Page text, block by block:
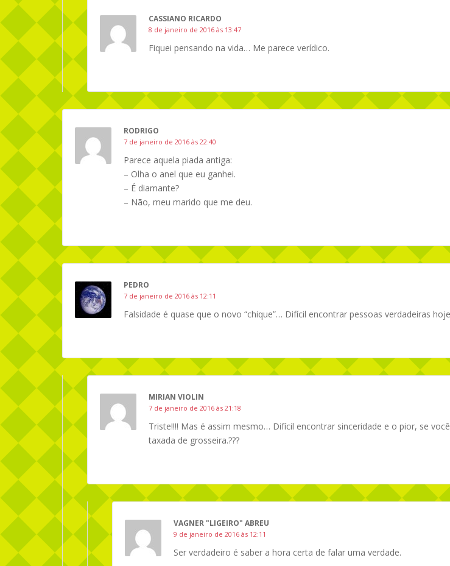
CASSIANO RICARDO
8 de janeiro de 2016 às 13:47
Fiquei pensando na vida… Me parece verídico.
RODRIGO
7 de janeiro de 2016 às 22:40
Parece aquela piada antiga:
– Olha o anel que eu ganhei.
– É diamante?
– Não, meu marido que me deu.
PEDRO
7 de janeiro de 2016 às 12:11
Falsidade é quase que o novo “chique”… Difícil encontrar pessoas verdadeiras
MIRIAN VIOLIN
7 de janeiro de 2016 às 21:18
Triste!!!! Mas é assim mesmo… Difícil encontrar sinceridade e o pior, se
taxada de grosseira.???
VAGNER "LIGEIRO" ABREU
9 de janeiro de 2016 às 12:11
Ser verdadeiro é saber a hora certa de falar uma verdade.